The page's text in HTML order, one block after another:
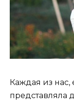
Каждая из нас,
представляла